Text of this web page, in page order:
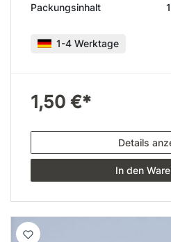
Packungsinhalt
1-4 Werktage
1,50 €*
Details
In den